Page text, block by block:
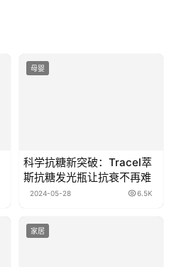
母婴
科学抗糖新突破：Tracel萃
斯抗糖发光瓶让抗衰不再难
2024-05-28 6.5K
家居